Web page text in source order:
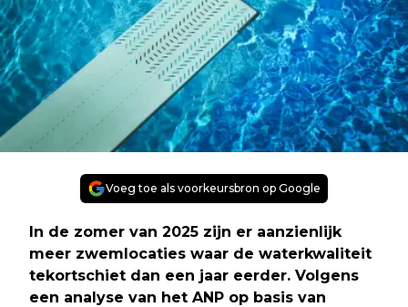
Voeg toe als voorkeursbron op Google
In de zomer van 2025 zijn er aanzienlijk
meer zwemlocaties waar de waterkwaliteit
tekortschiet dan een jaar eerder. Volgens
een analyse van het ANP op basis van